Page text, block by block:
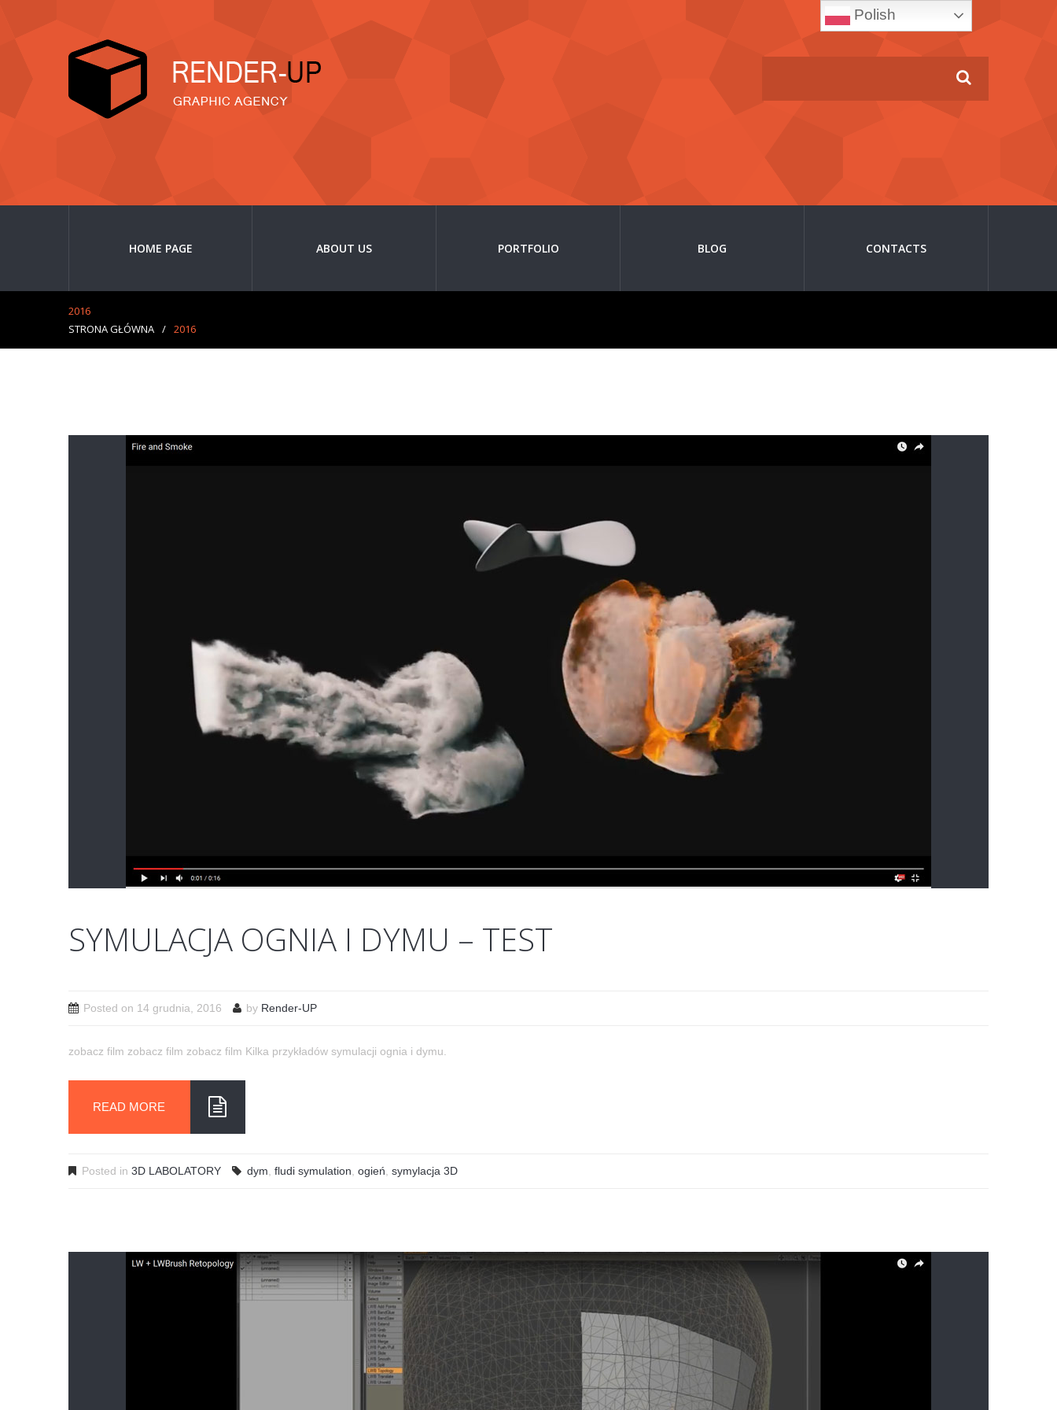
HOME PAGE ABOUT US PORTFOLIO BLOG CONTACTS
2016
STRONA GŁÓWNA / 2016
SYMULACJA OGNIA I DYMU – TEST
Posted on 14 grudnia, 2016 by Render-UP
zobacz film zobacz film zobacz film Kilka przykładów symulacji ognia i dymu.
READ MORE
Posted in 3D LABOLATORY dym fludi symulation ogień symylacja 3D
Polish